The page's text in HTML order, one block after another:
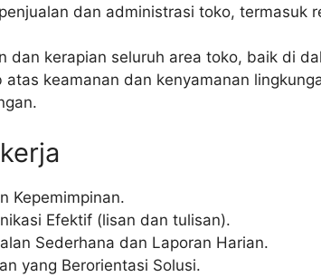
dan administrasi toko, termasuk
dan kerapian seluruh area toko, baik di
atas keamanan dan kenyamanan
Kepemimpinan.
Efektif (lisan dan tulisan).
Sederhana dan Laporan Harian.
yang Berorientasi Solusi.